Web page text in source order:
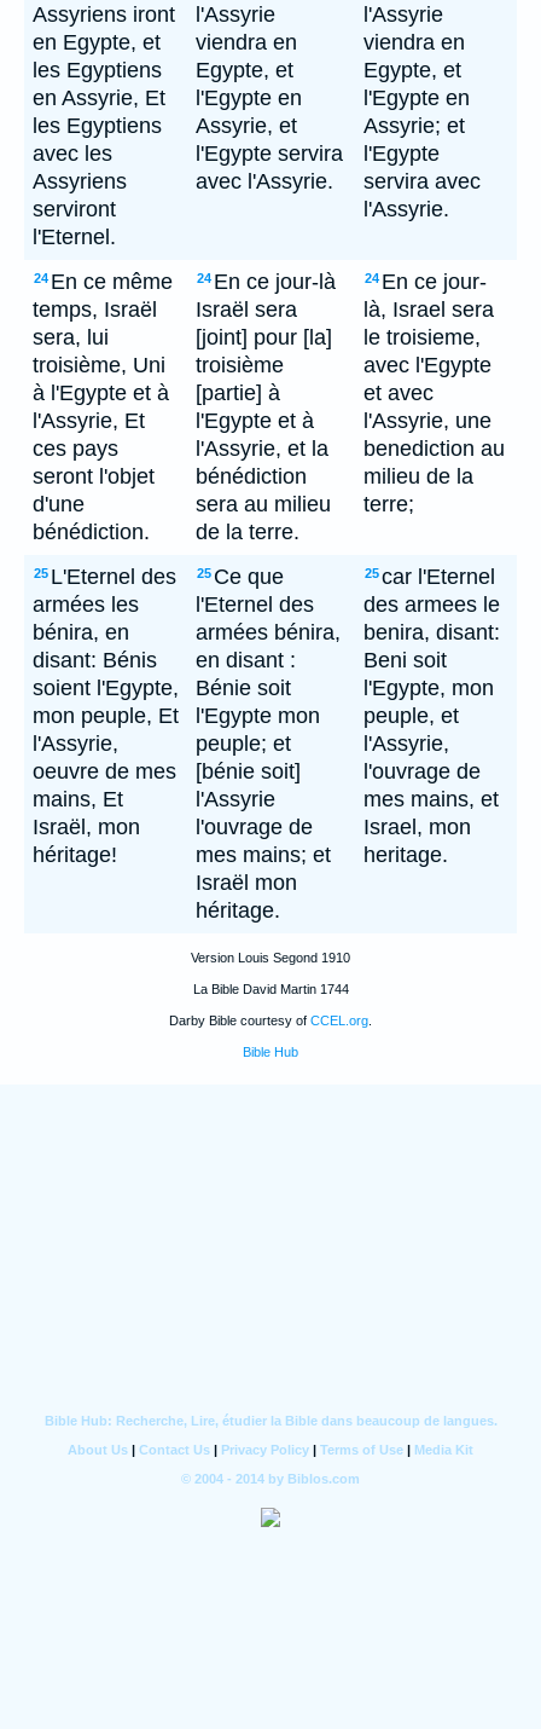
Assyriens iront
en Egypte, et
les Egyptiens
en Assyrie, Et
les Egyptiens
avec les
Assyriens
serviront
l'Eternel.
l'Assyrie
viendra en
Egypte, et
l'Egypte en
Assyrie, et
l'Egypte servira
avec l'Assyrie.
l'Assyrie
viendra en
Egypte, et
l'Egypte en
Assyrie; et
l'Egypte
servira avec
l'Assyrie.
24 En ce même
temps, Israël
sera, lui
troisième, Uni
à l'Egypte et à
l'Assyrie, Et
ces pays
seront l'objet
d'une
bénédiction.
24 En ce jour-là
Israël sera
[joint] pour [la]
troisième
[partie] à
l'Egypte et à
l'Assyrie, et la
bénédiction
sera au milieu
de la terre.
24 En ce jour-
là, Israel sera
le troisieme,
avec l'Egypte
et avec
l'Assyrie, une
benediction au
milieu de la
terre;
25 L'Eternel des
armées les
bénira, en
disant: Bénis
soient l'Egypte,
mon peuple, Et
l'Assyrie,
oeuvre de mes
mains, Et
Israël, mon
héritage!
25 Ce que
l'Eternel des
armées bénira,
en disant :
Bénie soit
l'Egypte mon
peuple; et
[bénie soit]
l'Assyrie
l'ouvrage de
mes mains; et
Israël mon
héritage.
25car l'Eternel
des armees le
benira, disant:
Beni soit
l'Egypte, mon
peuple, et
l'Assyrie,
l'ouvrage de
mes mains, et
Israel, mon
heritage.
Version Louis Segond 1910
La Bible David Martin 1744
Darby Bible courtesy of CCEL.org
Bible Hub